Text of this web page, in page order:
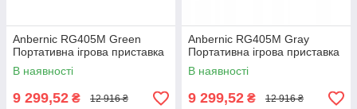
Anbernic RG405M Green
Портативна ігрова приставка
В наявності
9 299,52 ₴ 12 916 ₴
Anbernic RG405M Gray
Портативна ігрова приставка
В наявності
9 299,52 ₴ 12 916 ₴